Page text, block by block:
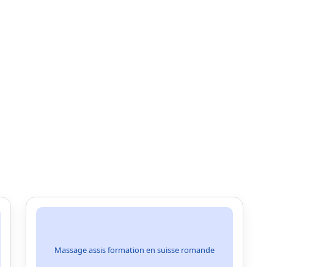
Massage assis formation en suisse romande